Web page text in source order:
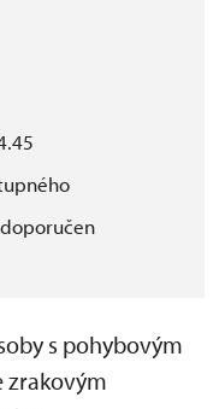
s pohybovým
zrakovým